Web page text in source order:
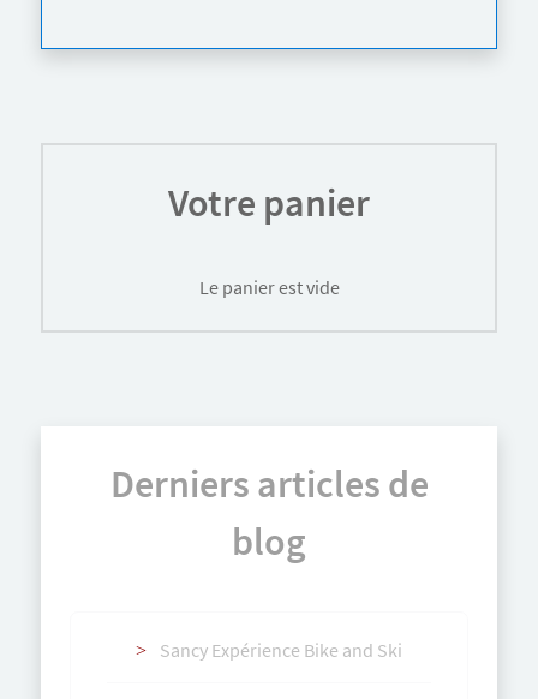
Votre panier
Le panier est vide
Derniers articles de
blog
Sancy Expérience Bike and Ski